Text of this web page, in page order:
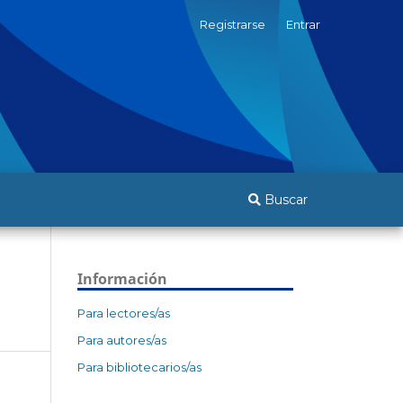
Buscar
Registrarse Entrar
Información
Para lectores/as
Para autores/as
Para bibliotecarios/as